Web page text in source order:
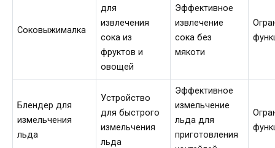
Соковыжималка
для
извлечения
сока из
фруктов и
овощей
Эффективное
извлечение
сока без
мякоти
Блендер для
измельчения
льда
Устройство
для быстрого
измельчения
льда
Эффективное
измельчение
льда для
приготовления